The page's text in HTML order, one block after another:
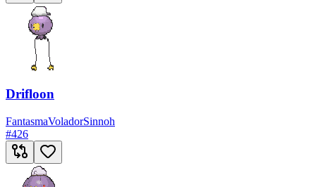
Drifloon
FantasmaVoladorSinnoh
#426